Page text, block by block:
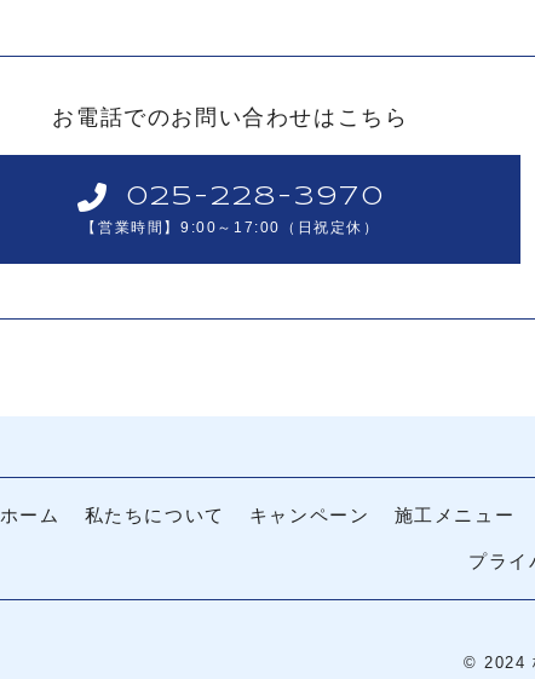
お電話でのお問い合わせはこちら
025-228-3970
【営業時間】9:00～17:00（日祝定休）
ホーム 私たちについて キャンペーン 施工メニュー
プライ
© 2024